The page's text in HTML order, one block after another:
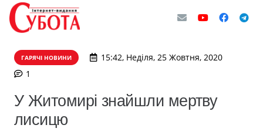
ГАРЯЧІ НОВИНИ
15:42, Неділя, 25 Жовтня, 2020
1
У Житомирі знайшли мертву
лисицю